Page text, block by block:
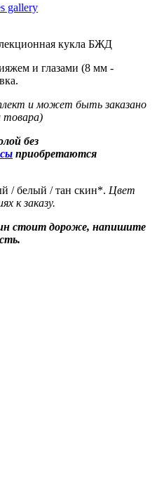
gallery
кукла БЖД
и глазами (8 мм -
и может быть заказано
товара)
без
приобретаются
/ белый / тан скин*. Цвет
к заказу.
стоит дороже, напишите